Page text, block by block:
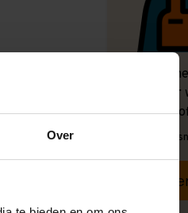
Over
Ook
ons
graag een
Vrijblijvend,